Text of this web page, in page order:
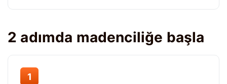
2 adımda madenciliğe başla
1